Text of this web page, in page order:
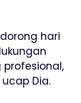
hari
profesional,
Dia.